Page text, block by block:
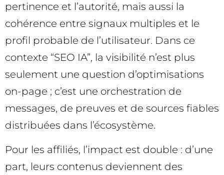
pertinence et l’autorité, mais aussi la
cohérence entre signaux multiples et le
profil probable de l’utilisateur. Dans ce
contexte “SEO IA”, la visibilité n’est plus
seulement une question d’optimisations
on-page ; c’est une orchestration de
messages, de preuves et de sources fiables
distribuées dans l’écosystème.
Pour les affiliés, l’impact est double : d’une
part, leurs contenus deviennent des